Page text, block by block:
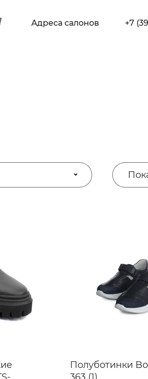
+7
Адреса салонов
Полуботинки